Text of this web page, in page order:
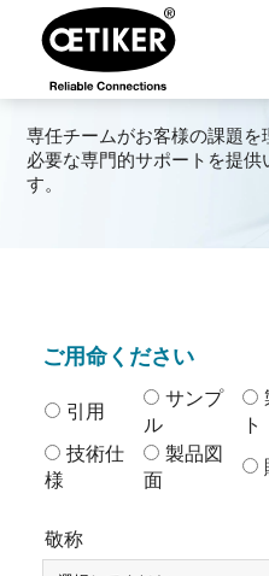
専任チームがお客様の課題を
必要な専門的サポートを提供
す。
ご用命ください
引用
サンプ
ル
ト
技術仕
様
製品図
面
敬称